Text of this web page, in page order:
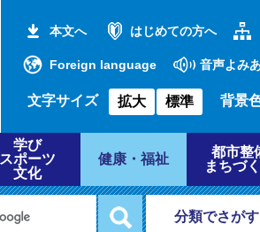
本文へ はじめての方へ
Foreign language 音声よみ
文字サイズ 拡大 標準 背景
学び
スポーツ
文化
健康・福祉
都市整
まちづ
分類でさがす